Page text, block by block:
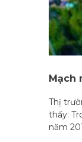
Mạch
Thị
thấy:
năm